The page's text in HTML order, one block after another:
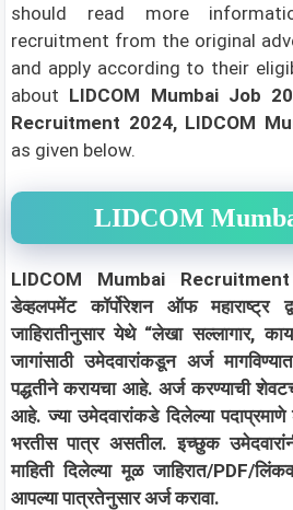
should read more
recruitment from the original
and apply according to their
about LIDCOM Mumbai Job
Recruitment 2024, LIDCOM
as given below.
LIDCOM
LIDCOM Mumbai
डेव्हलपमेंट कॉर्पोरेशन ऑफ महाराष्ट्र
जाहिरातीनुसार येथे “लेखा सल्लागार,
जागांसाठी उमेदवारांकडून अर्ज
पद्धतीने करायचा आहे. अर्ज करण्याची
आहे. ज्या उमेदवारांकडे दिलेल्या
भरतीस पात्र असतील. इच्छुक
माहिती दिलेल्या मूळ जाहिरात/PDF/
आपल्या पात्रतेनुसार अर्ज करावा.